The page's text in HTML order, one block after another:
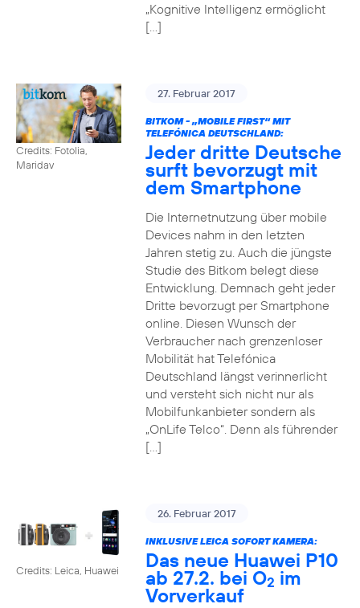
„Kognitive Intelligenz ermöglicht
[…]
Credits: Fotolia,
Maridav
27. Februar 2017
BITKOM - „MOBILE FIRST“ MIT
TELEFÓNICA DEUTSCHLAND:
Jeder dritte Deutsche
surft bevorzugt mit
dem Smartphone
Die Internetnutzung über mobile
Devices nahm in den letzten
Jahren stetig zu. Auch die jüngste
Studie des Bitkom belegt diese
Entwicklung. Demnach geht jeder
Dritte bevorzugt per Smartphone
online. Diesen Wunsch der
Verbraucher nach grenzenloser
Mobilität hat Telefónica
Deutschland längst verinnerlicht
und versteht sich nicht nur als
Mobilfunkanbieter sondern als
„OnLife Telco“. Denn als führender
[…]
Credits: Leica, Huawei
26. Februar 2017
INKLUSIVE LEICA SOFORT KAMERA:
Das neue Huawei P10
ab 27.2. bei O2 im
Vorverkauf